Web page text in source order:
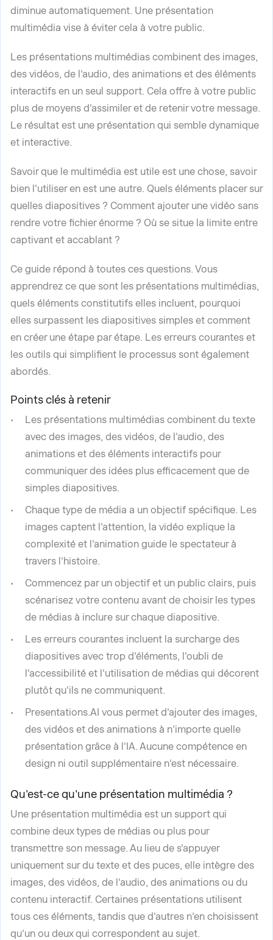
diminue automatiquement. Une présentation
multimédia vise à éviter cela à votre public.
Les présentations multimédias combinent des images,
des vidéos, de l'audio, des animations et des éléments
interactifs en un seul support. Cela offre à votre public
plus de moyens d'assimiler et de retenir votre message.
Le résultat est une présentation qui semble dynamique
et interactive.
Savoir que le multimédia est utile est une chose, savoir
bien l'utiliser en est une autre. Quels éléments placer sur
quelles diapositives ? Comment ajouter une vidéo sans
rendre votre fichier énorme ? Où se situe la limite entre
captivant et accablant ?
Ce guide répond à toutes ces questions. Vous
apprendrez ce que sont les présentations multimédias,
quels éléments constitutifs elles incluent, pourquoi
elles surpassent les diapositives simples et comment
en créer une étape par étape. Les erreurs courantes et
les outils qui simplifient le processus sont également
abordés.
Points clés à retenir
Les présentations multimédias combinent du texte
avec des images, des vidéos, de l'audio, des
animations et des éléments interactifs pour
communiquer des idées plus efficacement que de
simples diapositives.
Chaque type de média a un objectif spécifique. Les
images captent l'attention, la vidéo explique la
complexité et l'animation guide le spectateur à
travers l'histoire.
Commencez par un objectif et un public clairs, puis
scénarisez votre contenu avant de choisir les types
de médias à inclure sur chaque diapositive.
Les erreurs courantes incluent la surcharge des
diapositives avec trop d'éléments, l'oubli de
l'accessibilité et l'utilisation de médias qui décorent
plutôt qu'ils ne communiquent.
Presentations.AI vous permet d'ajouter des images,
des vidéos et des animations à n'importe quelle
présentation grâce à l'IA. Aucune compétence en
design ni outil supplémentaire n'est nécessaire.
Qu'est-ce qu'une présentation multimédia ?
Une présentation multimédia est un support qui
combine deux types de médias ou plus pour
transmettre son message. Au lieu de s'appuyer
uniquement sur du texte et des puces, elle intègre des
images, des vidéos, de l'audio, des animations ou du
contenu interactif. Certaines présentations utilisent
tous ces éléments, tandis que d'autres n'en choisissent
qu'un ou deux qui correspondent au sujet.